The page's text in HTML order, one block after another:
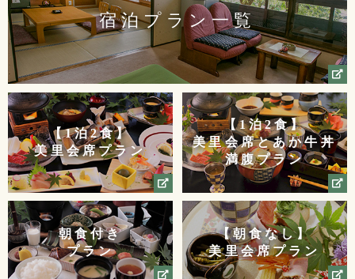
宿泊プラン一覧
【1泊2食】
美里会席プラン
【1泊2食】
美里会席とあか牛丼
満腹プラン
朝食付き
プラン
【朝食なし】
美里会席プラン